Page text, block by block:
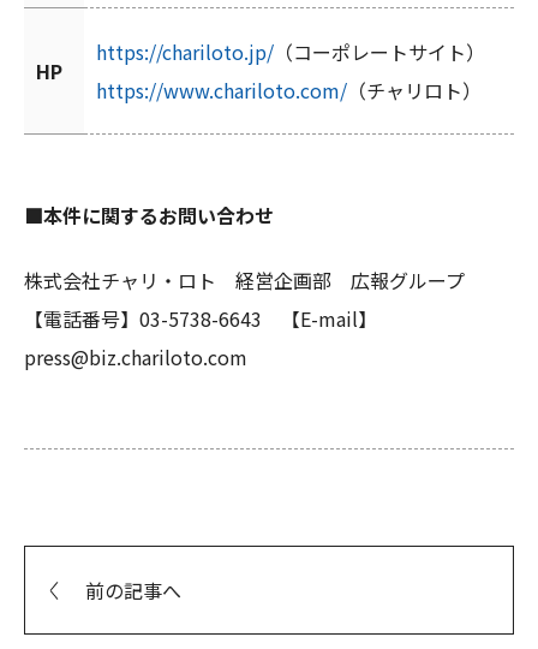
HP
https://chariloto.jp/ （コーポレートサイト）
https://www.chariloto.com/ （チャリロト）
■本件に関するお問い合わせ
株式会社チャリ・ロト 経営企画部 広報グループ
【電話番号】03-5738-6643 【E-mail】
press@biz.chariloto.com
前の記事へ